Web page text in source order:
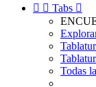
  Tabs 
Todas